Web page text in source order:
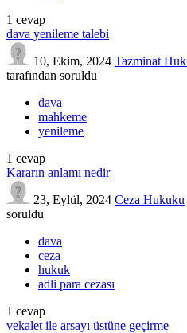
1 cevap
dava yenileme talebi
10, Ekim, 2024 Tazminat
tarafından soruldu
dava
mahkeme
yenileme
1 cevap
Kararın anlamı nedir
23, Eylül, 2024 Ceza Hukuku
soruldu
dava
ceza
hukuk
adli para cezası
1 cevap
vekalet ile arsayı üstüne geçirme